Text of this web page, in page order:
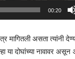
00:20
मागितली असता
दोघांच्या नावावर